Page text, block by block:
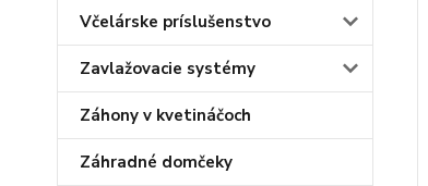
Včelárske príslušenstvo
Zavlažovacie systémy
Záhony v kvetináčoch
Záhradné domčeky